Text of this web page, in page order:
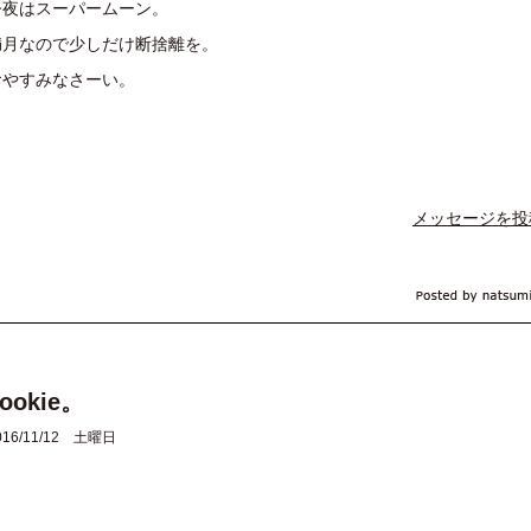
はスーパームーン。
なので少しだけ断捨離を。
すみなさーい。
メッセージを
。
11/12 土曜日